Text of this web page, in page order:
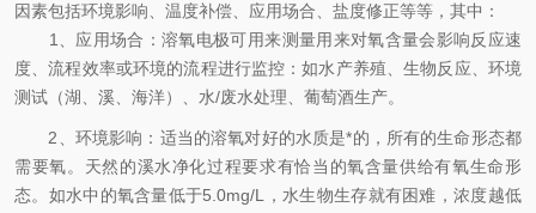
因素包括环境影响、温度补偿、应用场合、盐度修正等等，其中：
1、应用场合：溶氧电极可用来测量用来对氧含量会影响反应速
度、流程效率或环境的流程进行监控：如水产养殖、生物反应、环境
测试（湖、溪、海洋）、水/废水处理、葡萄酒生产。
2、环境影响：适当的溶氧对好的水质是*的，所有的生命形态都
需要氧。天然的溪水净化过程要求有恰当的氧含量供给有氧生命形
态。如水中的氧含量低于5.0mg/L，水生物生存就有困难，浓度越低